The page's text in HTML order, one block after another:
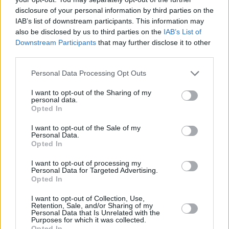
disclosure of your personal information by third parties on the
IAB’s list of downstream participants. This information may
also be disclosed by us to third parties on the IAB’s List of
Downstream Participants that may further disclose it to other
Please note that this website/app uses one or more Google
not limited to your visit or usage behaviour. You may click to
grant or deny consent to Google and its third-party tags to
use your data for below specified purposes in below Google
consent section.
Personal Data Processing Opt Outs
I want to opt-out of the Sharing of my
personal data.
Opted In
I want to opt-out of the Sale of my
Personal Data.
Opted In
I want to opt-out of processing my
Personal Data for Targeted Advertising.
Opted In
I want to opt-out of Collection, Use,
Retention, Sale, and/or Sharing of my
Personal Data that Is Unrelated with the
Purposes for which it was collected.
Έβγαλε την… σκούπα η Μπεσίκτας
επί της Μπαχτσέσεχιρ
Αρχικά, η
Μπαχτσέσεχιρμε 82-72 και έκανε το 2-0, με κορυφαίους,
Μπρίντον Λεμάρ(18π., 4ρ.) καιΝτέβον Ντότσον
(16π., 5ρ., 4ασ.), ενώ για τους ηττημένους ήταν οι